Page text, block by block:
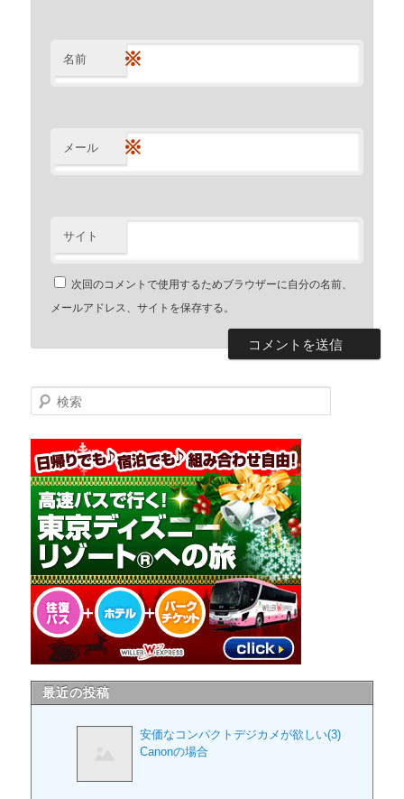
名前 ※
メール ※
サイト
次回のコメントで使用するためブラウザーに自分の名前、
メールアドレス、サイトを保存する。
検索
最近の投稿
安価なコンパクトデジカメが欲しい(3)
Canonの場合